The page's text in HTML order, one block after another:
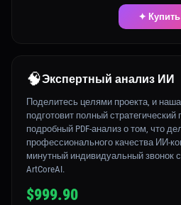
✦ Купить
🧠Экспертный анализ ИИ
Поделитесь целями проекта, и
подготовит полный
подробный PDF-анализ о том, что
профессионального качества ИИ-
минутный индивидуальный звонок
ArtCoreAI.
$999.90